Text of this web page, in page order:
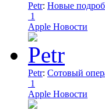
Petr: Новые
1
Apple Новости
Petr: Сотовый
1
Apple Новости